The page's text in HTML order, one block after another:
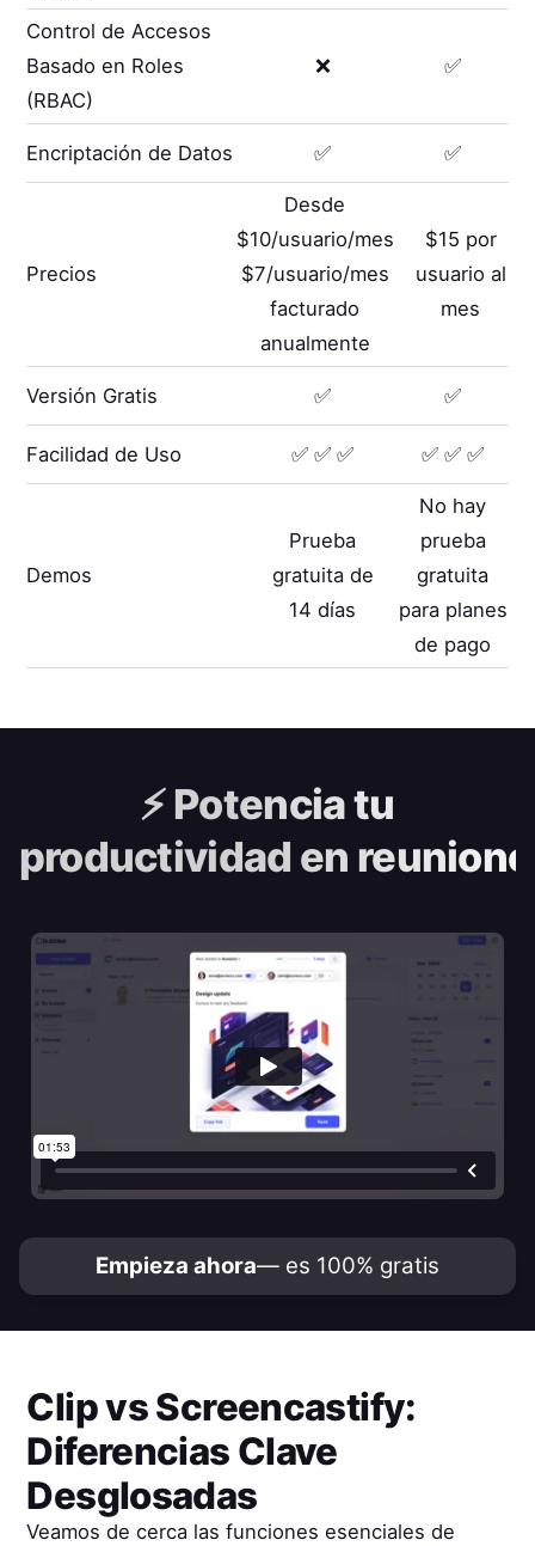
Control de Accesos
Basado en Roles
(RBAC)
❌ ✅
Encriptación de Datos ✅ ✅
Precios
Desde
$10/usuario/mes
$7/usuario/mes
facturado
anualmente
$15 por
usuario al
mes
Versión Gratis ✅ ✅
Facilidad de Uso ✅ ✅ ✅ ✅ ✅ ✅
Demos
Prueba
gratuita de
14 días
No hay
prueba
gratuita
para planes
de pago
⚡️Potencia tu
productividad en
Empieza ahora— es 100% gratis
ClipvsScreencastify:
Diferencias Clave
Desglosadas
Veamos de cerca las funciones esenciales de